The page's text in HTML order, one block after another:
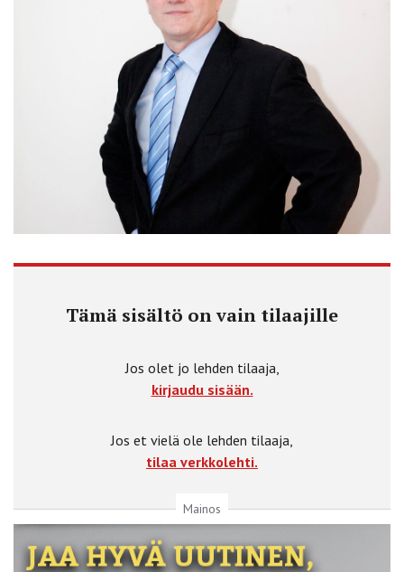
Tämä sisältö on vain tilaajille
Jos olet jo lehden tilaaja,
kirjaudu sisään.
Jos et vielä ole lehden tilaaja,
tilaa verkkolehti.
Mainos